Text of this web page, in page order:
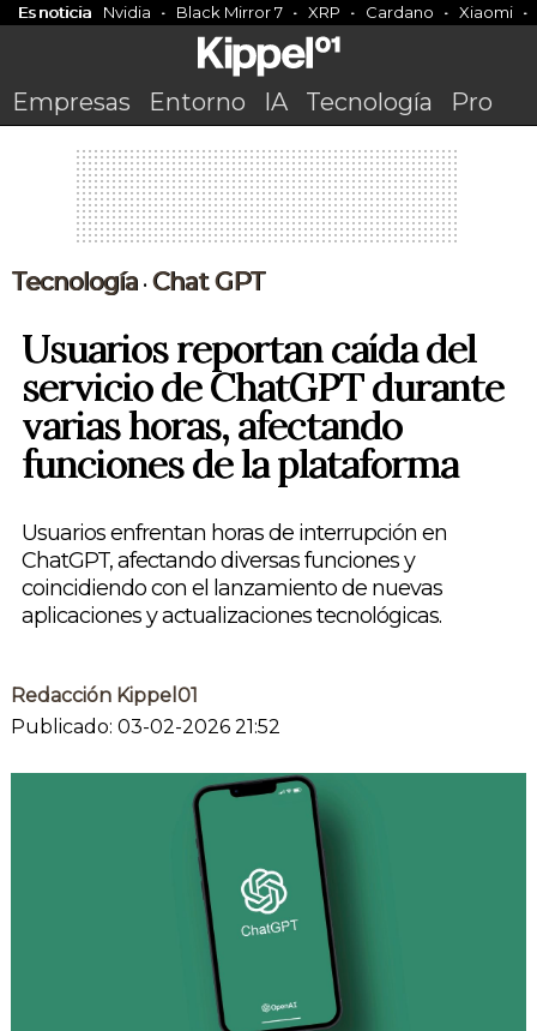
Es noticia Nvidia Black Mirror 7 XRP Cardano Xiaomi
Empresas Entorno IA Tecnología Pro
Tecnología• Chat GPT
Usuarios reportan caída del
servicio de ChatGPT durante
varias horas, afectando
funciones de la plataforma
Usuarios enfrentan horas de interrupción en
ChatGPT, afectando diversas funciones y
coincidiendo con el lanzamiento de nuevas
aplicaciones y actualizaciones tecnológicas.
Redacción Kippel01
Publicado: 03-02-2026 21:52